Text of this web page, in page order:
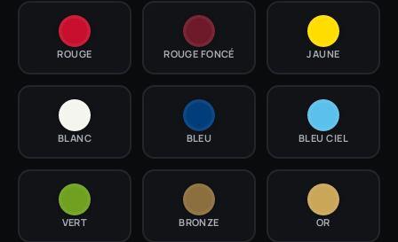
ROUGE ROUGE FONCÉ JAUNE
BLANC BLEU BLEU CIEL
VERT BRONZE OR